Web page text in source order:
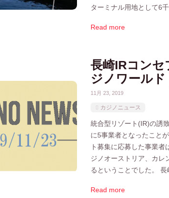
ターミナル用地として6
Read more
長崎IRコンセ
ジノワール
11月 23, 2019
カジノニュース
統合型リゾート(IR)の誘
に5事業者となったこと
ト募集に応募した事業
ジノオーストリア、カレ
るということでした。
Read more